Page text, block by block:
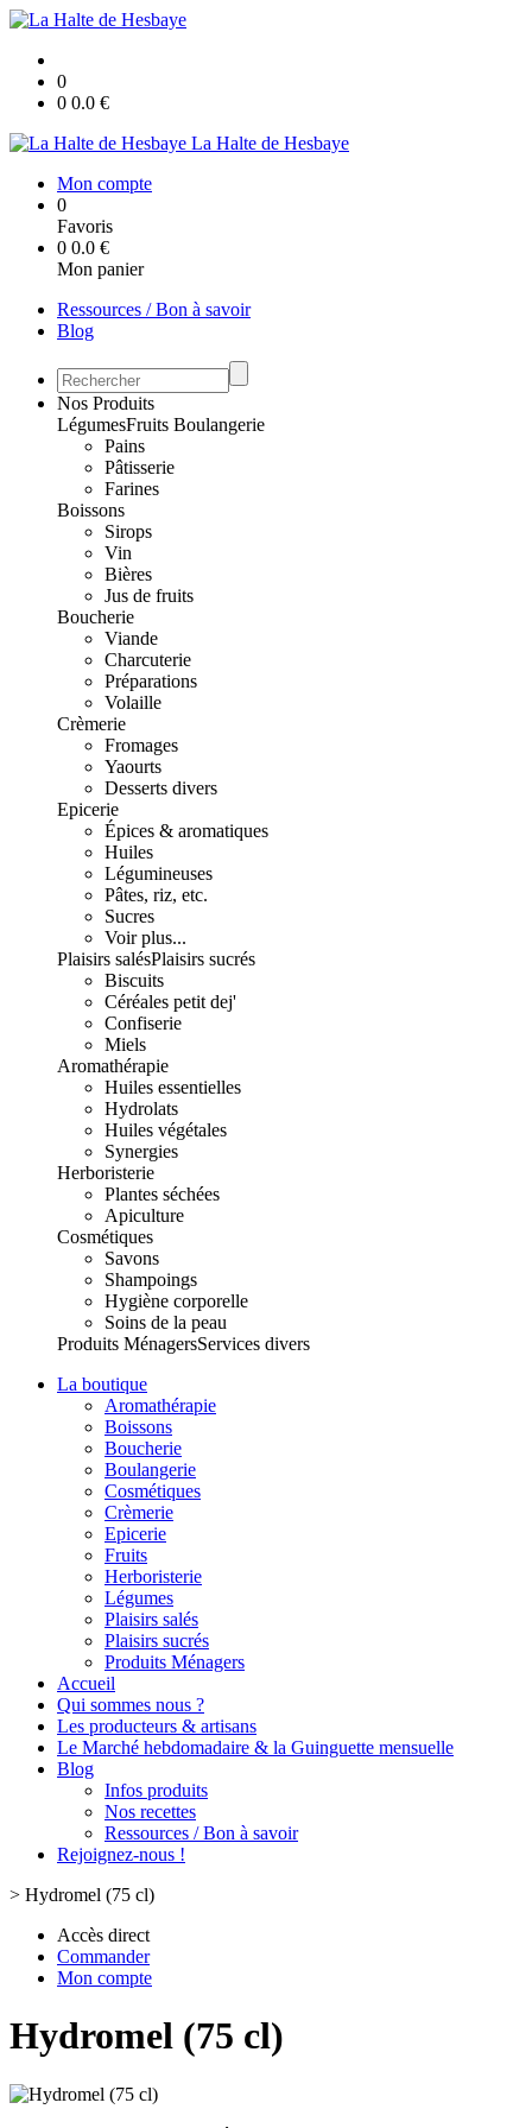
0
0 0.0 €
La Halte de Hesbaye
Mon compte
0
Favoris
0 0.0 €
Mon panier
Ressources / Bon à savoir
Blog
Nos Produits
LégumesFruits Boulangerie
Pains
Pâtisserie
Farines
Boissons
Sirops
Vin
Bières
Jus de fruits
Boucherie
Viande
Charcuterie
Préparations
Volaille
Crèmerie
Fromages
Yaourts
Desserts divers
Epicerie
Épices & aromatiques
Huiles
Légumineuses
Pâtes, riz, etc.
Sucres
Voir plus...
Plaisirs salésPlaisirs sucrés
Biscuits
Céréales petit dej'
Confiserie
Miels
Aromathérapie
Huiles essentielles
Hydrolats
Huiles végétales
Synergies
Herboristerie
Plantes séchées
Apiculture
Cosmétiques
Savons
Shampoings
Hygiène corporelle
Soins de la peau
Produits MénagersServices divers
La boutique
Aromathérapie
Boissons
Boucherie
Boulangerie
Cosmétiques
Crèmerie
Epicerie
Fruits
Herboristerie
Légumes
Plaisirs salés
Plaisirs sucrés
Produits Ménagers
Accueil
Qui sommes nous ?
Les producteurs & artisans
Le Marché hebdomadaire & la Guinguette mensuelle
Blog
Infos produits
Nos recettes
Ressources / Bon à savoir
Rejoignez-nous !
> Hydromel (75 cl)
Accès direct
Commander
Mon compte
Hydromel (75 cl)